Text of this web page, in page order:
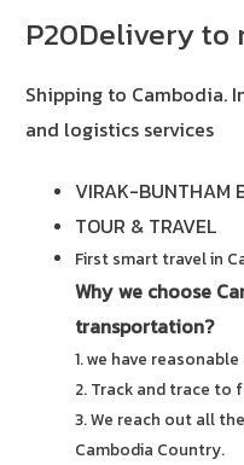
P20Delivery
Shipping to Cambodia.
and logistics services
VIRAK-BUNTHAM
TOUR & TRAVEL
First smart travel in
Why we choose
transportation?
1. we have
2. Track and trace to
3. We reach out all
Cambodia Country.